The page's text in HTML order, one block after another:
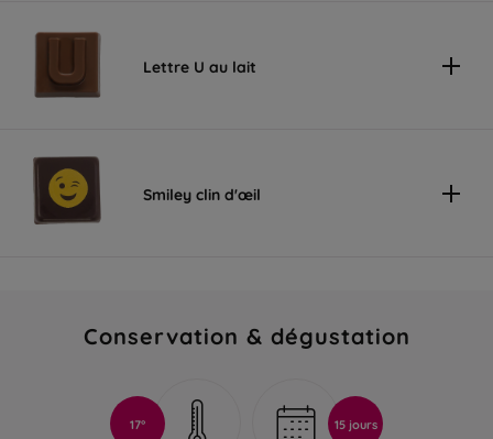
Lettre U au lait
Smiley clin d'œil
Conservation & dégustation
17° 15 jours